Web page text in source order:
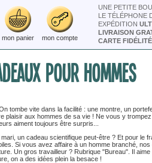
mon panier mon compte
UNE PETITE
LE TÉLÉPHONE
EXPÉDITION
LIVRAISON
CARTE
POUR HOMMES
tombe vite dans la facilité : une montre, un
plaisir aux hommes de sa vie ! Ne vous y
aiment toujours être surpris...
un cadeau scientifique peut-être ? Et pour le
Si vous avez affaire à un homme branché, nos
Un gros travailleur ? Rubrique "Bureau". Il aime
on a des idées plein la besace !